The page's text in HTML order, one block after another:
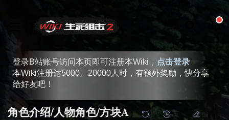
登录B站账号访问本页即可注册本Wiki， 点击登录
本Wiki注册达5000、20000人时，有额外奖励，快分享
给好友吧！
角色介绍/人物角色/方块A 刷 历 编